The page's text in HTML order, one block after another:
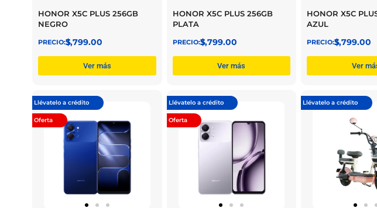
HONOR X5C PLUS 256GB
NEGRO
$
3,799.00
Ver más
HONOR X5C PLUS 256GB
PLATA
$
3,799.00
Ver más
HONOR X5C
AZUL
$
3,799.00
Ver
Llévatelo a crédito
Oferta
Llévatelo a crédito
Oferta
Llévatelo a crédito